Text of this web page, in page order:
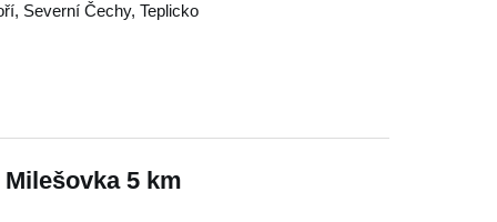
, Severní Čechy, Teplicko
5 km